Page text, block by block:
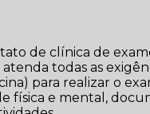
de clínica de
todas as
para realizar o
física e mental,